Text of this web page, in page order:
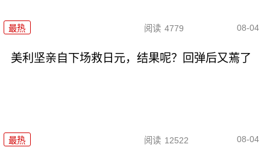
最热 阅读 4779 08-04
美利坚亲自下场救日元，结果呢？回弹后又蔫了
最热 阅读 12522 08-04